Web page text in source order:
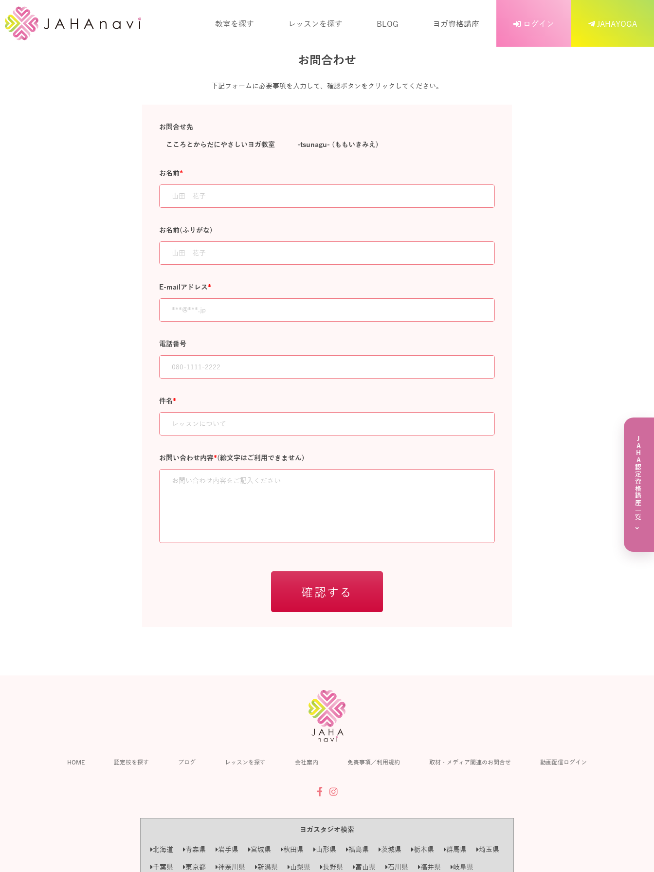
教室を探す レッスンを探す BLOG ヨガ資格講座 ログイン JAHAYOGA
お問合わせ
下記フォームに必要事項を入力して、確認ボタンをクリックしてください。
お問合せ先
こころとからだにやさしいヨガ教室 -tsunagu- (ももいきみえ)
お名前*
お名前(ふりがな)
E-mailアドレス*
電話番号
件名*
お問い合わせ内容*(絵文字はご利用できません)
確認する
HOME 認定校を探す ブログ レッスンを探す 会社案内 免責事項／利用規約 取材・メディア関連のお問合せ 動画配信ログイン
ヨガスタジオ検索
北海道 青森県 岩手県 宮城県 秋田県 山形県 福島県 茨城県 栃木県 群馬県
埼玉県
千葉県
東京都 神奈川県 新潟県 山梨県 長野県 富山県 石川県 福井県 岐阜県
JAHA認定資格講座一覧
›